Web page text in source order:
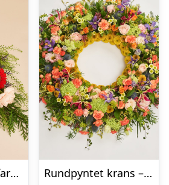
Bårebuket til et farverigt minde med bånd
Rundpyntet krans – Et farverigt farvel